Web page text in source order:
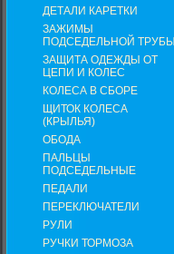
ДЕТАЛИ КАРЕТКИ
ЗАЖИМЫ
ПОДСЕДЕЛЬНОЙ ТРУБЫ
ЗАЩИТА ОДЕЖДЫ ОТ
ЦЕПИ И КОЛЕС
КОЛЕСА В СБОРЕ
ЩИТОК КОЛЕСА
(КРЫЛЬЯ)
ОБОДА
ПАЛЬЦЫ
ПОДСЕДЕЛЬНЫЕ
ПЕДАЛИ
ПЕРЕКЛЮЧАТЕЛИ
РУЛИ
РУЧКИ ТОРМОЗА